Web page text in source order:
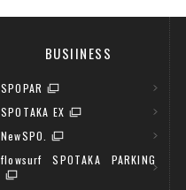
BUSIINESS
SPOPAR
SPOTAKA EX
NewSPO.
flowsurf SPOTAKA PARKING